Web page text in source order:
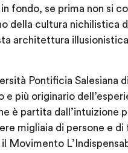
fondo, se prima non si
della cultura nichilistica
architettura
Pontificia Salesiana
più originario
è partita
migliaia di persone e